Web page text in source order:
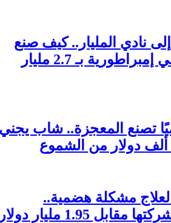
نادي المليار.. كيف صنع
توماس جورني إمبراطورية بـ 2.7 مليار
تصنع المعجزة.. شاب يجني
مشكلة هضمية..
1.95 مليار دولار